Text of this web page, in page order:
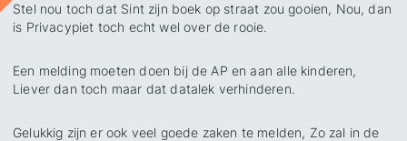
Stel nou toch dat Sint zijn boek op straat zou gooien, Nou, dan
is Privacypiet toch echt wel over de rooie.
Een melding moeten doen bij de AP en aan alle kinderen,
Liever dan toch maar dat datalek verhinderen.
Gelukkig zijn er ook veel goede zaken te melden, Zo zal in de